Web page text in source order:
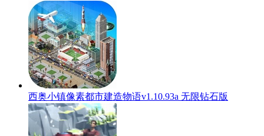
西奥小镇像素都市建造物语v1.10.93a 无限钻石版